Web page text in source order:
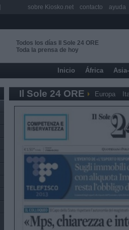
Todos los días Il Sole 24 ORE
Toda la prensa de hoy
Inicio África
Il Sole 24 ORE Europa
sobre Kiosko.net contacto ayuda